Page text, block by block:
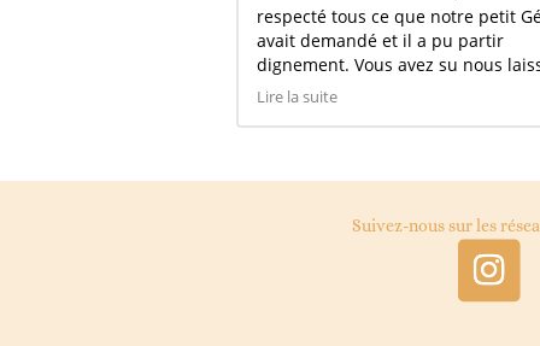
respecté tous ce que notre petit Gégé
dignement. Vous avez su nous laisser le
temps de nous receuillir tout en nous
Je vous recommande a 100%
suite aux
occupé de
se que l'on
Suivez-nous sur les